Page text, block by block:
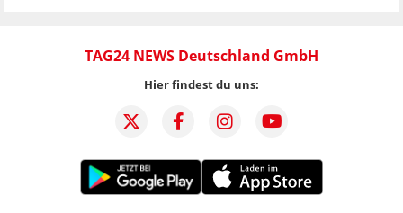
TAG24 NEWS Deutschland GmbH
Hier findest du uns: